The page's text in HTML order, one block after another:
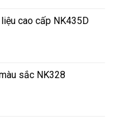
cao cấp NK435D
sắc NK328